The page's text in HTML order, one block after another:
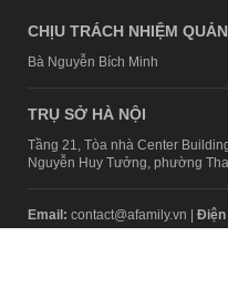
CHỊU TRÁCH NHIỆM
Bà Nguyễn Bích Minh
TRỤ SỞ HÀ NỘI
Tầng 21, Tòa nhà Center
Nguyễn Huy Tưởng, phường
Email: contact@afamily.vn | Điện